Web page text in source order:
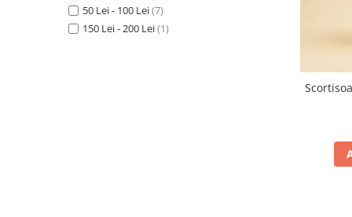
50 Lei - 100 Lei(7)
150 Lei - 200 Lei(1)